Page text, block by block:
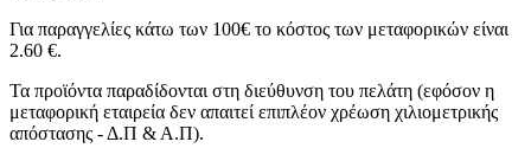
Για παραγγελίες κάτω των 100€ το κόστος των μεταφορικών είναι
2.60 €.
Τα προϊόντα παραδίδονται στη διεύθυνση του πελάτη (εφόσον η
μεταφορική εταιρεία δεν απαιτεί επιπλέον χρέωση χιλιομετρικής
απόστασης - Δ.Π & Α.Π).